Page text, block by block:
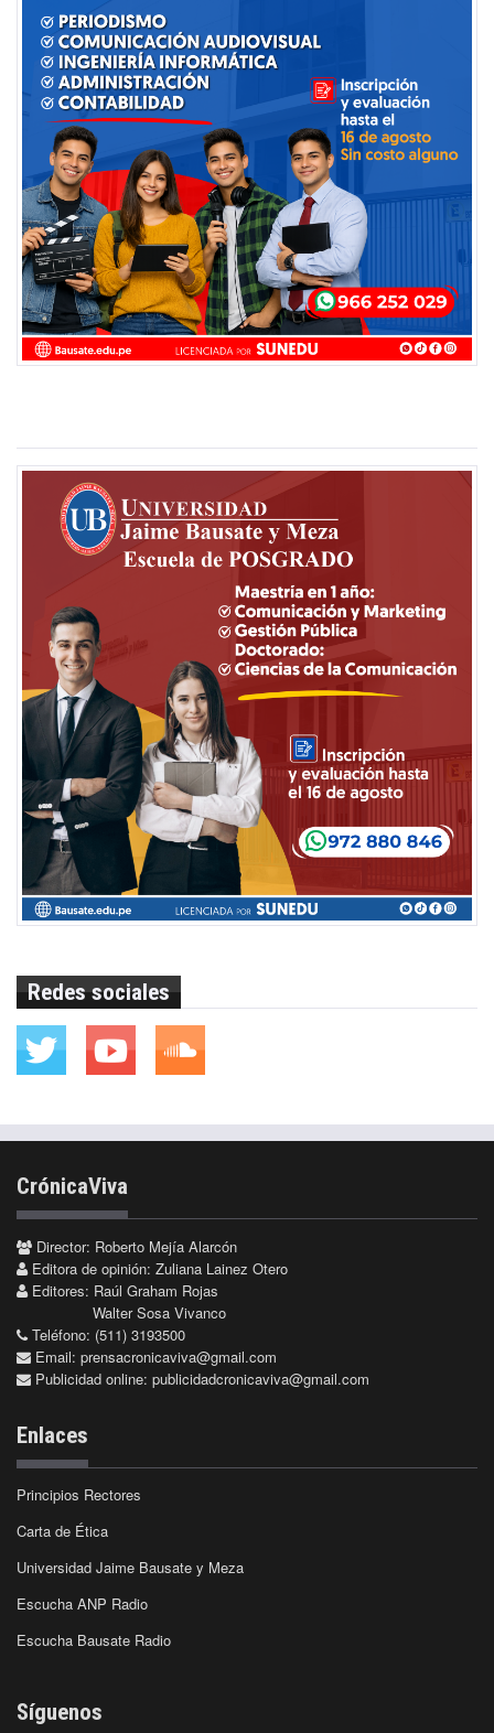
Redes sociales
CrónicaViva
Director: Roberto Mejía Alarcón
Editora de opinión: Zuliana Lainez Otero
Editores: Raúl Graham Rojas
Walter Sosa Vivanco
Teléfono: (511) 3193500
Email: prensacronicaviva@gmail.com
Publicidad online: publicidadcronicaviva@gmail.com
Enlaces
Principios Rectores
Carta de Ética
Universidad Jaime Bausate y Meza
Escucha ANP Radio
Escucha Bausate Radio
Síguenos